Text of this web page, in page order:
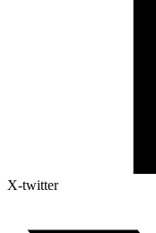
X-twitter